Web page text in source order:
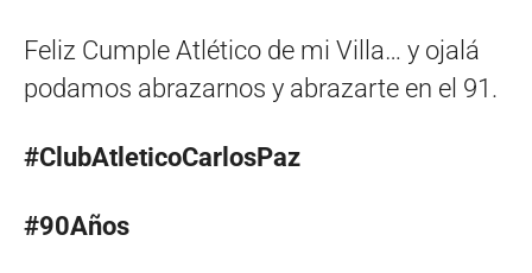
Feliz Cumple Atlético de mi Villa… y ojalá
podamos abrazarnos y abrazarte en el 91.
#ClubAtleticoCarlosPaz
#90Años